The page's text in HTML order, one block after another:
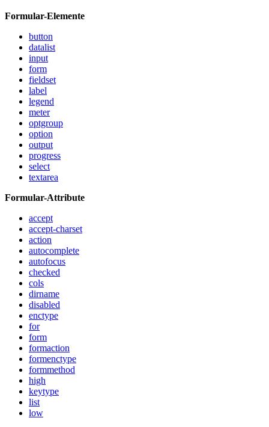
Formular-Elemente
button
datalist
input
form
fieldset
label
legend
meter
optgroup
option
output
progress
select
textarea
Formular-Attribute
accept
accept-charset
action
autocomplete
autofocus
checked
cols
dirname
disabled
enctype
for
form
formaction
formenctype
formmethod
high
keytype
list
low